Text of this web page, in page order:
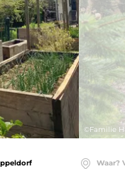
©Familie
Waar?